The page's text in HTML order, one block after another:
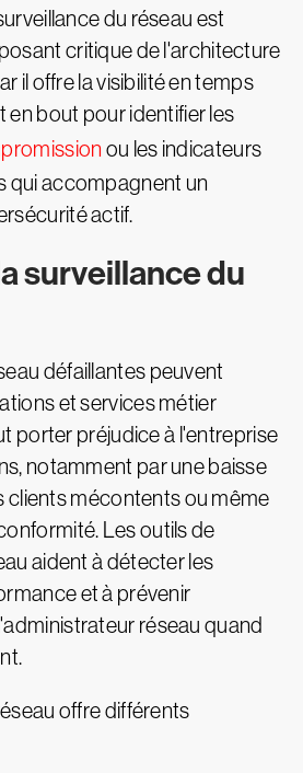
du réseau est
critique de l'architecture
il offre la visibilité en temps
en bout pour identifier les
ou les indicateurs
qui accompagnent un
actif.
surveillance du
défaillantes peuvent
et services métier
porter préjudice à l'entreprise
notamment par une baisse
clients mécontents ou même
Les outils de
aident à détecter les
et à prévenir
réseau quand
offre différents